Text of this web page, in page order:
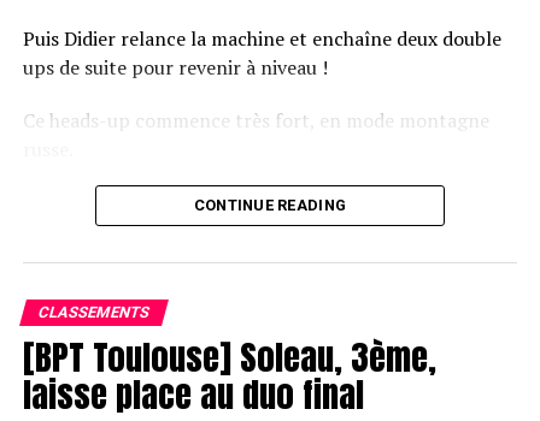
Puis Didier relance la machine et enchaîne deux double
ups de suite pour revenir à niveau !
Ce heads-up commence très fort, en mode montagne
Le champagne va réchauffer si les deux finalistes ne se décident pas !
CONTINUE READING
CLASSEMENTS
[BPT Toulouse] Soleau, 3ème,
laisse place au duo final